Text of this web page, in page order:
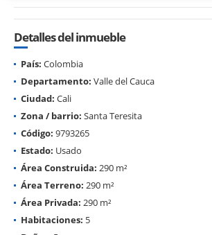
Detalles del inmueble
País: Colombia
Departamento: Valle del Cauca
Ciudad: Cali
Zona / barrio: Santa Teresita
Código: 9793265
Estado: Usado
Área Construida: 290 m²
Área Terreno: 290 m²
Área Privada: 290 m²
Habitaciones: 5